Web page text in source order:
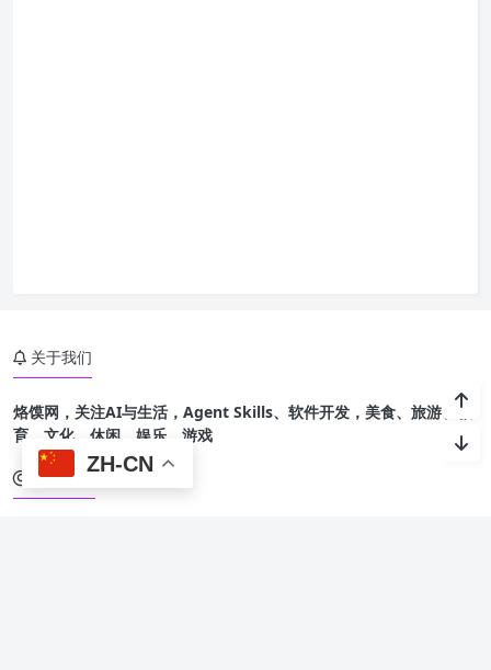
关于我们
烙馍网，关注AI与生活，Agent Skills、软件开发，美食、旅游、教
育、文化、休闲、娱乐、游戏
友情链接
ZH-CN